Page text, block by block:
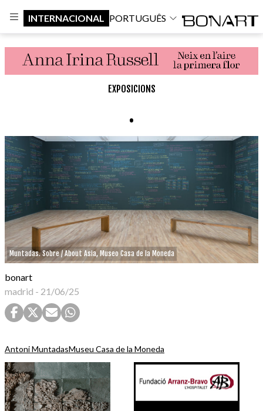
INTERNACIONAL PORTUGUÊS
EXPOSICIONS
.
Muntadas. Sobre / About Asia, Museo Casa de la Moneda
bonart
madrid - 21/06/25
Antoni MuntadasMuseu Casa de la Moneda